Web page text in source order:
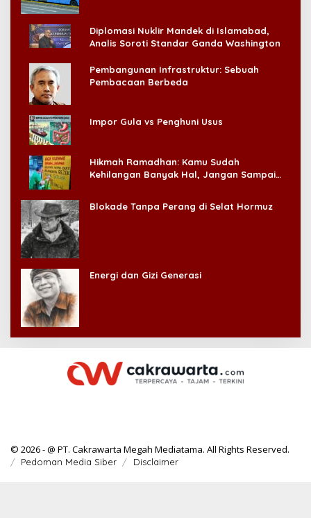
Diplomasi Nuklir Mandek di Islamabad,
Analis Soroti Standar Ganda Washington
Pembangunan Infrastruktur: Sebuah
Pembacaan Berbeda
Impor Gula vs Penghuni Usus
Hikmah Ramadhan: Kamu Sudah
Kehilangan Banyak Hal, Jangan Sampai
Blokade Tanpa Perang di Selat Hormuz
Energi dan Gizi Generasi
© 2026 - @ PT. Cakrawarta Megah Mediatama. All Rights Reserved.
Pedoman Media Siber Disclaimer